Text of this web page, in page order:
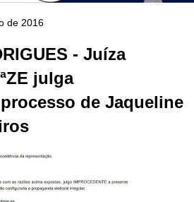
de 2016
- Juíza
julga
de Jaqueline